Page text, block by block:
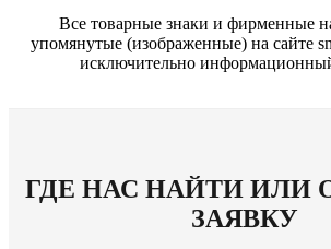
Все товарные знаки и фирменные
упомянутые (изображенные) на сайте
исключительно
ГДЕ НАС НАЙТИ ИЛИ
ЗАЯВКУ